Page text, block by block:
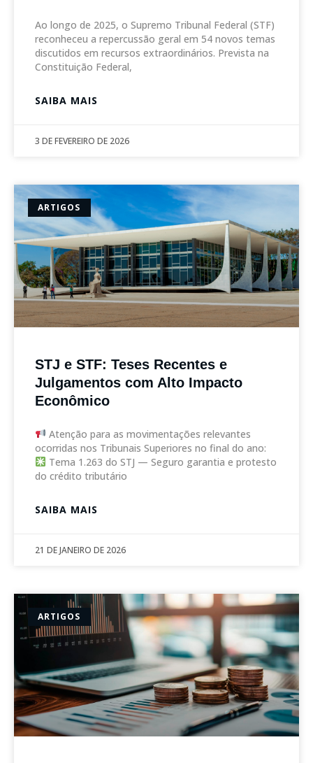
Ao longo de 2025, o Supremo Tribunal Federal (STF)
reconheceu a repercussão geral em 54 novos temas
discutidos em recursos extraordinários. Prevista na
Constituição Federal,
SAIBA MAIS
3 DE FEVEREIRO DE 2026
ARTIGOS
STJ e STF: Teses Recentes e
Julgamentos com Alto Impacto
Econômico
Atenção para as movimentações relevantes
ocorridas nos Tribunais Superiores no final do ano:
Tema 1.263 do STJ — Seguro garantia e protesto
do crédito tributário
SAIBA MAIS
21 DE JANEIRO DE 2026
ARTIGOS